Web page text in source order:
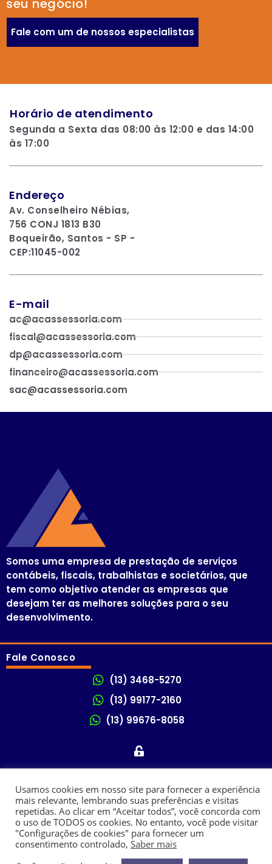
seu negócio!
Fale com um de nossos especialistas
Horário de atendimento
Segunda a Sexta das 08:00 às 12:00 e das 14:00
às 17:00
Endereço
Av. Conselheiro Nébias,
756 CONJ 1813 B30
Boqueirão, Santos - SP -
CEP:11045-002
E-mail
ac@acassessoria.com
fiscal@acassessoria.com
dp@acassessoria.com
financeiro@acassessoria.com
sac@acassessoria.com
Somos uma empresa de prestação de serviços
contábeis, fiscais, trabalhistas e societários, que
tem como objetivo atender as empresas que
desejam ter as melhores soluções para o seu
desenvolvimento.
Fale Conosco
(13) 3468-5270
(13) 99177-2160
(13) 99676-8058
Ondatta - Sites para Contabilidade
Política de PrivacidadeTermos de uso
Usamos cookies em nosso site para fornecer a experiência
mais relevante, lembrando suas preferências e visitas
repetidas. Ao clicar em “Aceitar todos”, você concorda com
o uso de TODOS os cookies. No entanto, você pode visitar
"Configurações de cookies" para fornecer um
consentimento controlado, Saber mais